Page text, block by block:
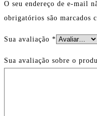
O seu endereço de e-mail
obrigatórios são marcados
Sua avaliação *
Sua avaliação sobre o